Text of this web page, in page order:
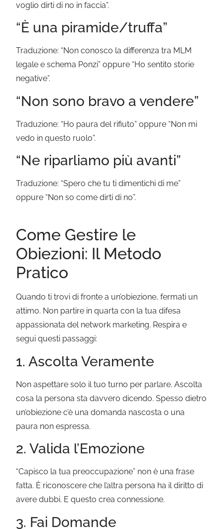
voglio dirti di no in faccia”.
“È una piramide/truffa”
Traduzione: “Non conosco la differenza tra MLM
legale e schema Ponzi” oppure “Ho sentito storie
negative”.
“Non sono bravo a vendere”
Traduzione: “Ho paura del rifiuto” oppure “Non mi
vedo in questo ruolo”.
“Ne riparliamo più avanti”
Traduzione: “Spero che tu ti dimentichi di me”
oppure “Non so come dirti di no”.
Come Gestire le
Obiezioni: Il Metodo
Pratico
Quando ti trovi di fronte a un’obiezione, fermati un
attimo. Non partire in quarta con la tua difesa
appassionata del network marketing. Respira e
segui questi passaggi:
1. Ascolta Veramente
Non aspettare solo il tuo turno per parlare. Ascolta
cosa la persona sta davvero dicendo. Spesso dietro
un’obiezione c’è una domanda nascosta o una
paura non espressa.
2. Valida l’Emozione
“Capisco la tua preoccupazione” non è una frase
fatta. È riconoscere che l’altra persona ha il diritto di
avere dubbi. E questo crea connessione.
3. Fai Domande